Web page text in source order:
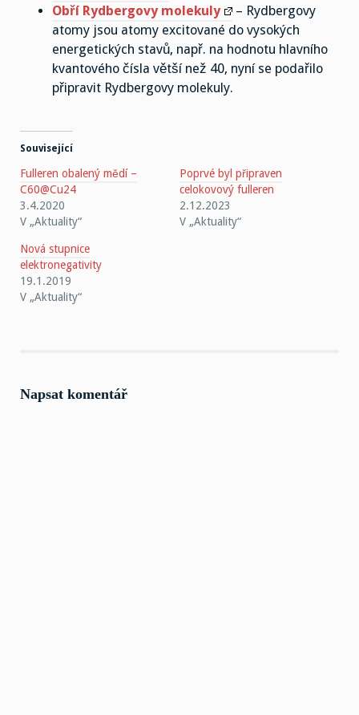
Obří Rydbergovy molekuly
– Rydbergovy
atomy jsou atomy excitované do vysokých
energetických stavů, např. na hodnotu hlavního
kvantového čísla větší než 40, nyní se podařilo
připravit Rydbergovy molekuly.
Související
Fulleren obalený mědí –
C60@Cu24
3.4.2020
V „Aktuality“
Poprvé byl připraven
celokovový fulleren
2.12.2023
V „Aktuality“
Nová stupnice
elektronegativity
19.1.2019
V „Aktuality“
Napsat komentář